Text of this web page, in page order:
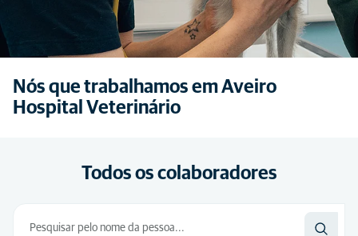
Nós que trabalhamos em Aveiro
Hospital Veterinário
Todos os colaboradores